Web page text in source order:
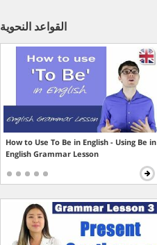
القواعد النحوية
How to Use To Be in English - Using Be in
English Grammar Lesson